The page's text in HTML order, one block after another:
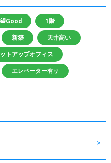
Good 1階
新築 天井高い
トアップオフィス
エレベーター有り